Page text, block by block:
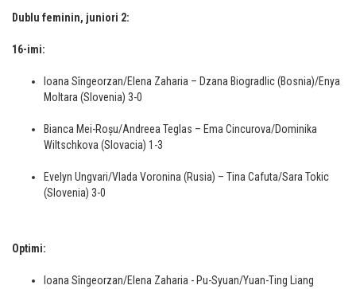
Dublu feminin, juniori 2:
16-imi:
Ioana Sîngeorzan/Elena Zaharia – Dzana Biogradlic (Bosnia)/Enya
Moltara (Slovenia) 3-0
Bianca Mei-Roșu/Andreea Teglas – Ema Cincurova/Dominika
Wiltschkova (Slovacia) 1-3
Evelyn Ungvari/Vlada Voronina (Rusia) – Tina Cafuta/Sara Tokic
(Slovenia) 3-0
Optimi:
Ioana Sîngeorzan/Elena Zaharia - Pu-Syuan/Yuan-Ting Liang